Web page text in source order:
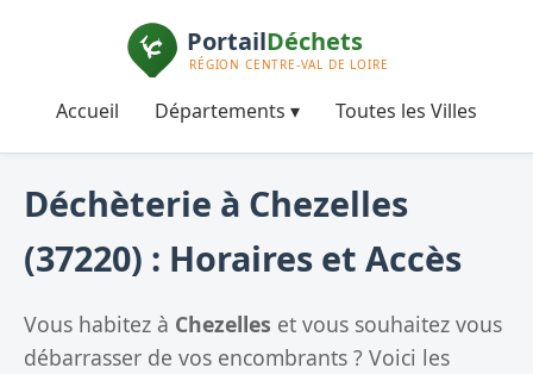
Accueil Départements ▾ Toutes les Villes
Déchèterie à Chezelles
(37220) : Horaires et Accès
Vous habitez à Chezelles et vous souhaitez vous
débarrasser de vos encombrants ? Voici les